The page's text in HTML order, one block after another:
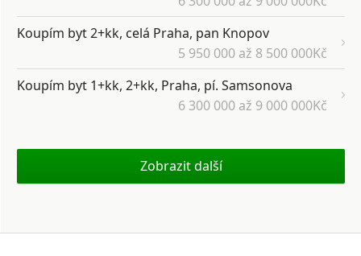
Koupím byt 2+kk, celá Praha, pan Knopov
5 950 000 až 8 500 000Kč
Koupím byt 1+kk, 2+kk, Praha, pí. Samsonova
6 300 000 až 9 000 000Kč
Zobrazit další